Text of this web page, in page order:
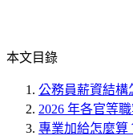
本文目錄
公務員薪資結構
2026 年各官等
專業加給怎麼算